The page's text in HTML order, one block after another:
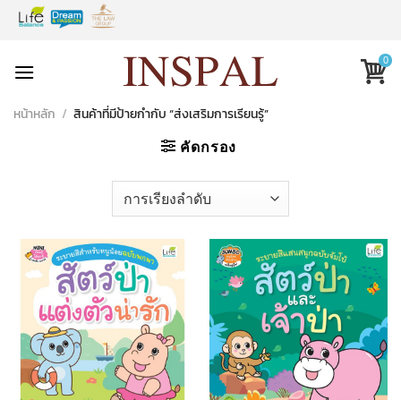
Skip
0
หน้าหลัก / สินค้าที่มีป้ายกำกับ “ส่งเสริมการเรียนรู้”
คัดกรอง